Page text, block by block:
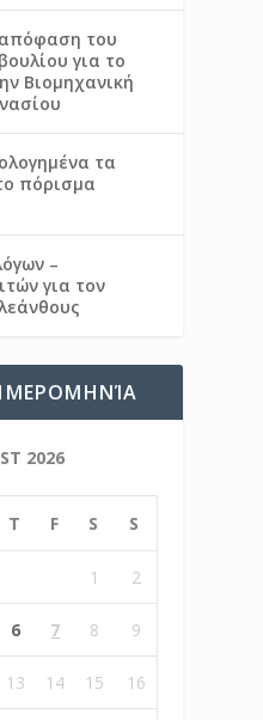
του
για το
Βιομηχανική
τα
πόρισμα
–
για τον
2026
T F S S
1 2
6 7 8 9
13 14 15 16